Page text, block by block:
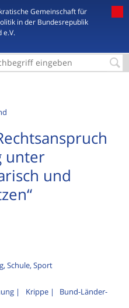
Gemeinschaft für
in der Bundesrepublik
e.V.
unter
und
Schule, Sport
Krippe
Bund-Länder-